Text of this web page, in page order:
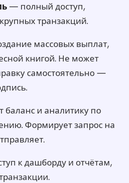
— полный доступ,
транзакций.
массовых выплат,
книгой. Не может
самостоятельно —
и аналитику по
Формирует запрос на
к дашборду и отчётам,